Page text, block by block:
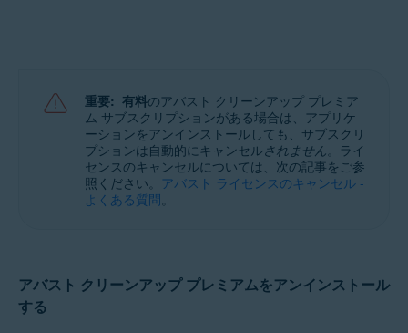
アバスト クリーンアップ プレミアム 4.x Mac 版
アバスト クリーンアップ 24.x Android 版
Microsoft Windows 11 Home / Pro / Enterprise / Education
Microsoft Windows 10 Home / Pro / Enterprise / Education - 32 / 64 ビッ
Microsoft Windows 8.1 / Pro / Enterprise - 32 / 64 ビット
Microsoft Windows 8 / Pro / Enterprise - 32 / 64 ビット
Apple macOS 13.x（Ventura）
Apple macOS 12.x（Monterey）
重要: 有料のアバスト クリーンアップ プレミア
ム サブスクリプションがある場合は、アプリケ
ーションをアンインストールしても、サブスクリ
プションは自動的にキャンセルされません。ライ
センスのキャンセルについては、次の記事をご参
照ください。 アバスト ライセンスのキャンセル -
よくある質問。
アバスト クリーンアップ プレミアムをアンインストール
する